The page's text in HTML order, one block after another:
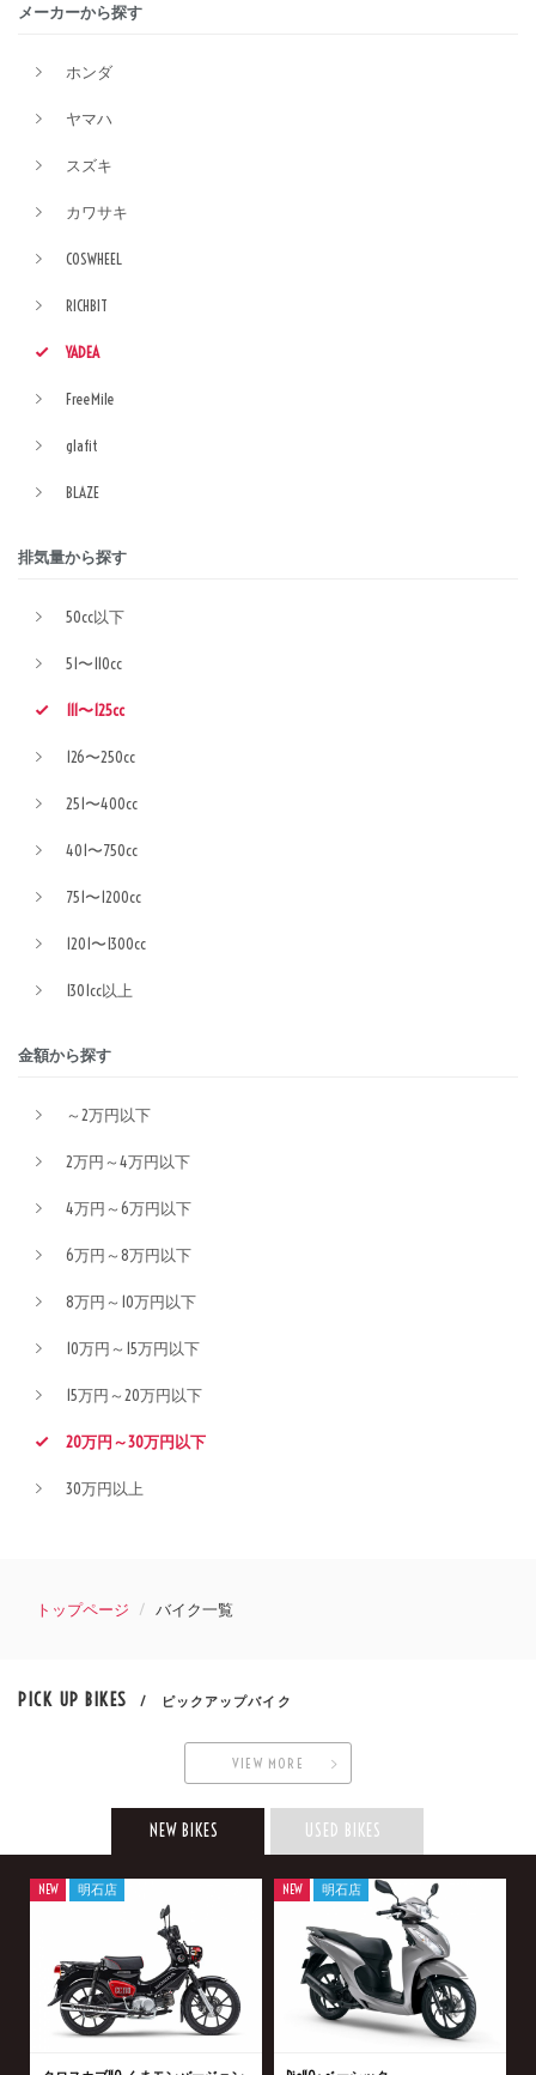
メーカーから探す
ホンダ
ヤマハ
スズキ
カワサキ
COSWHEEL
RICHBIT
YADEA
FreeMile
glafit
BLAZE
排気量から探す
50cc以下
51〜110cc
111〜125cc
126〜250cc
251〜400cc
401〜750cc
751〜1200cc
1201〜1300cc
1301cc以上
金額から探す
～2万円以下
2万円～4万円以下
4万円～6万円以下
6万円～8万円以下
8万円～10万円以下
10万円～15万円以下
15万円～20万円以下
20万円～30万円以下
30万円以上
トップページ バイク一覧
PICK UP BIKES / ピックアップバイク
VIEW MORE
NEW BIKES USED BIKES
NEW 明石店 NEW 明石店